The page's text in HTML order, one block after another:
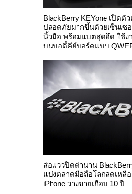
BlackBerry KEYone เปิดตั
ปลอดภัยมากขึ้นด้วยเซ็นเซ
นิ้วมือ พร้อมแบตสุดอึด ใช้ง
บนบอดี้คีย์บอร์ดแบบ
ส่อแววปิดตำนาน
แบ่งตลาดมือถือโลกลดเหลือ
iPhone วางขายเกือบ 10 ปี